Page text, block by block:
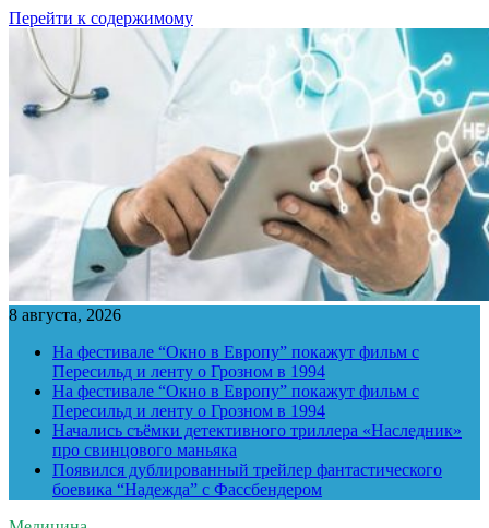
Перейти к содержимому
8 августа, 2026
На фестивале “Окно в Европу” покажут фильм с
Пересильд и ленту о Грозном в 1994
На фестивале “Окно в Европу” покажут фильм с
Пересильд и ленту о Грозном в 1994
Начались съёмки детективного триллера «Наследник»
про свинцового маньяка
Появился дублированный трейлер фантастического
боевика “Надежда” с Фассбендером